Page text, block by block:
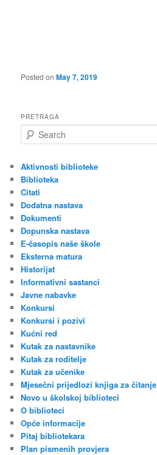
Posted onMay 7, 2019
PRETRAGA
e
r
c
h
Aktivnosti biblioteke
Biblioteka
Citati
Dodatna nastava
Dokumenti
Dopunska nastava
E-časopis naše škole
Eksterna matura
Historijat
Informativni sastanci
Javne nabavke
Konkursi
Konkursi i pozivi
Kućni red
Kutak za nastavnike
Kutak za roditelje
Kutak za učenike
Mjesečni prijedlozi knjiga za čitanje
Novo u školskoj biblioteci
O biblioteci
Opće informacije
Pitaj bibliotekara
Plan pismenih provjera